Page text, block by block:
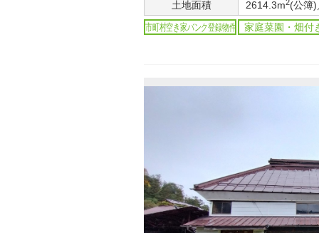
土地面積 2614.3m2(公簿
市町村空き家バンク登録物件
家庭菜園・畑付